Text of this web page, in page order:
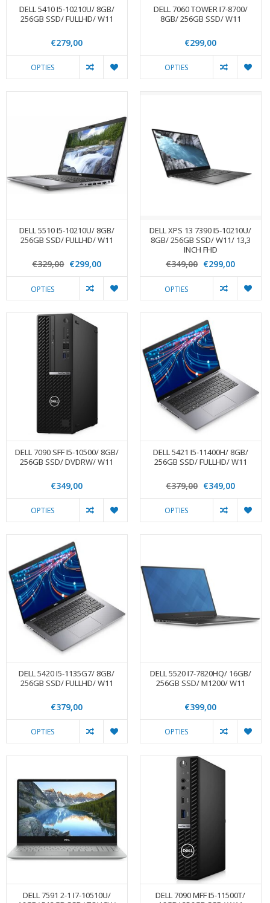
DELL 5410 I5-10210U/ 8GB/
256GB SSD/ FULLHD/ W11
€279,00
OPTIES
DELL 7060 TOWER I7-8700/
8GB/ 256GB SSD/ W11
€299,00
OPTIES
DELL 5510 I5-10210U/ 8GB/
256GB SSD/ FULLHD/ W11
€329,00 €299,00
OPTIES
DELL XPS 13 7390 I5-10210U/
8GB/ 256GB SSD/ W11/ 13,3
INCH FHD
€349,00 €299,00
OPTIES
DELL 7090 SFF I5-10500/ 8GB/
256GB SSD/ DVDRW/ W11
€349,00
OPTIES
DELL 5421 I5-11400H/ 8GB/
256GB SSD/ FULLHD/ W11
€379,00 €349,00
OPTIES
DELL 5420 I5-1135G7/ 8GB/
256GB SSD/ FULLHD/ W11
€379,00
OPTIES
DELL 5520 I7-7820HQ/ 16GB/
256GB SSD/ M1200/ W11
€399,00
OPTIES
DELL 7591 2-1 I7-10510U/
DELL 7090 MFF I5-11500T/